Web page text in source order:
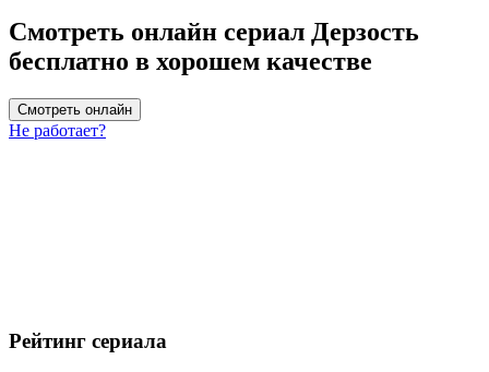
Смотреть онлайн сериал Дерзость
бесплатно в хорошем качестве
Смотреть онлайн
Не работает?
Рейтинг сериала